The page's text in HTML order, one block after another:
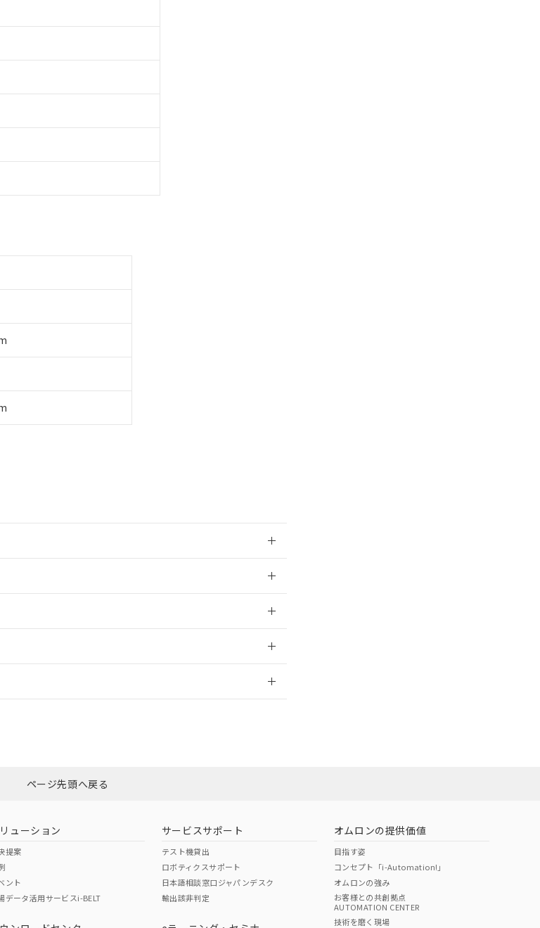
ちら
（アメリカ
るもので、過去に遡って非含有を証明するものではありません。
物質の対応では、対応完了までの期間は出荷製品に未対応品が
ておりました。
ページ先頭へ戻る
ューション
提案
ント
データ活用サービスi-BELT
サービスサポート
テスト機貸出
ロボティクスサポート
日本語相談窓口ジャパンデスク
輸出該非判定
オムロンの提供価値
目指す姿
コンセプト「i-Automation!」
オムロンの強み
お客様との共創拠点
AUTOMATION CENTER
技術を磨く現場